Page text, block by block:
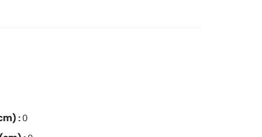
: 0